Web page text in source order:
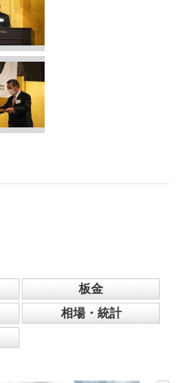
板金
相場・統計